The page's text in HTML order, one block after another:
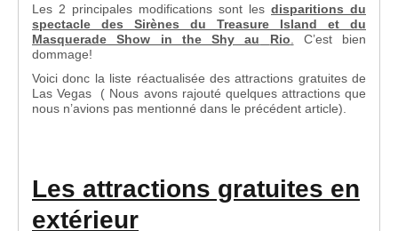
Les 2 principales modifications sont les disparitions du
spectacle des Sirènes du Treasure Island et du
Masquerade Show in the Shy au
Rio
C’est bien
dommage!
Voici donc la liste réactualisée des attractions gratuites de
Las Vegas ( Nous avons rajouté quelques attractions que
nous n’avions pas mentionné dans le précédent article).
Les attractions gratuites en
extérieur